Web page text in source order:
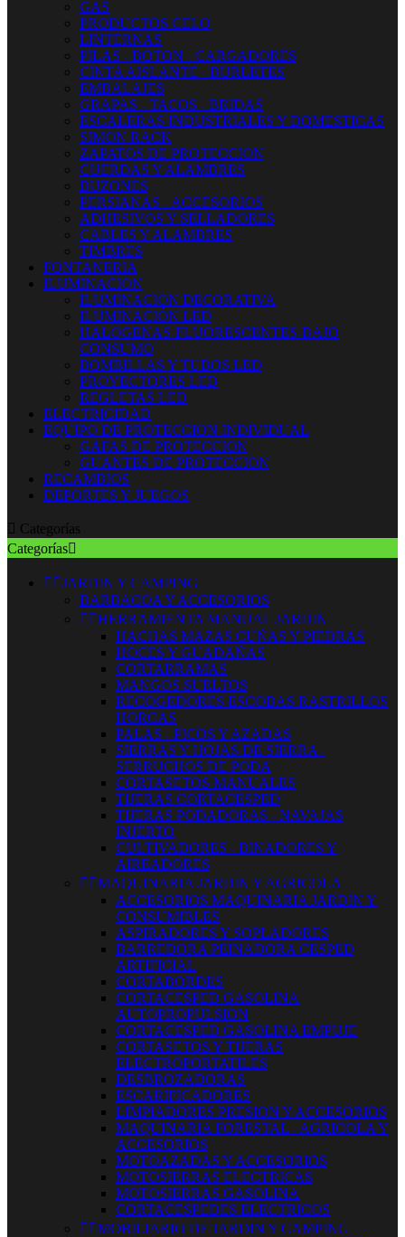
GAS
PRODUCTOS CELO
LINTERNAS
PILAS - BOTON - CARGADORES
CINTA AISLANTE - BURLETES
EMBALAJES
GRAPAS - TACOS - BRIDAS
ESCALERAS INDUSTRIALES Y DOMESTICAS
SIMON RACK
ZAPATOS DE PROTECCION
CUERDAS Y ALAMBRES
BUZONES
PERSIANAS - ACCESORIOS
ADHESIVOS Y SELLADORES
CABLES Y ALAMBRES
TIMBRES
FONTANERIA
ILUMINACION
ILUMINACION DECORATIVA
ILUMINACIÓN LED
HALOGENAS-FLUORESCENTES-BAJO
CONSUMO
BOMBILLAS Y TUBOS LED
PROYECTORES LED
REGLETAS LED
ELECTRICIDAD
EQUIPO DE PROTECCION INDIVIDUAL
GAFAS DE PROTECCION
GUANTES DE PROTECCION
RECAMBIOS
DEPORTES Y JUEGOS
 Categorías
Categorías
 JARDIN Y CAMPING
BARBACOA Y ACCESORIOS
 HERRAMIENTA MANUAL JARDIN
HACHAS MAZAS CUÑAS Y PIEDRAS
HOCES Y GUADAÑAS
CORTARRAMAS
MANGOS SUELTOS
RECOGEDORES ESCOBAS RASTRILLOS
HORCAS
PALAS - PICOS Y AZADAS
SIERRAS Y HOJAS DE SIERRA -
SERRUCHOS DE PODA
CORTASETOS MANUALES
TIJERAS CORTACESPED
TIJERAS PODADORAS - NAVAJAS
INJERTO
CULTIVADORES - BINADORES Y
AIREADORES
 MAQUINARIA JARDIN Y AGRICOLA
ACCESORIOS MAQUINARIA JARDIN Y
CONSUMIBLES
ASPIRADORES Y SOPLADORES
BARREDORA PEINADORA CESPED
ARTIFICIAL
CORTABORDES
CORTACESPED GASOLINA
AUTOPROPULSION
CORTACESPED GASOLINA EMPUJE
CORTASETOS Y TIJERAS
ELECTROPORTATILES
DESBROZADORAS
ESCARIFICADORES
LIMPIADORES PRESION Y ACCESORIOS
MAQUINARIA FORESTAL - AGRICOLA Y
ACCESORIOS
MOTOAZADAS Y ACCESORIOS
MOTOSIERRAS ELECTRICAS
MOTOSIERRAS GASOLINA
CORTACESPEDES ELECTRICOS
 MOBILIARIO DE JARDIN Y CAMPING